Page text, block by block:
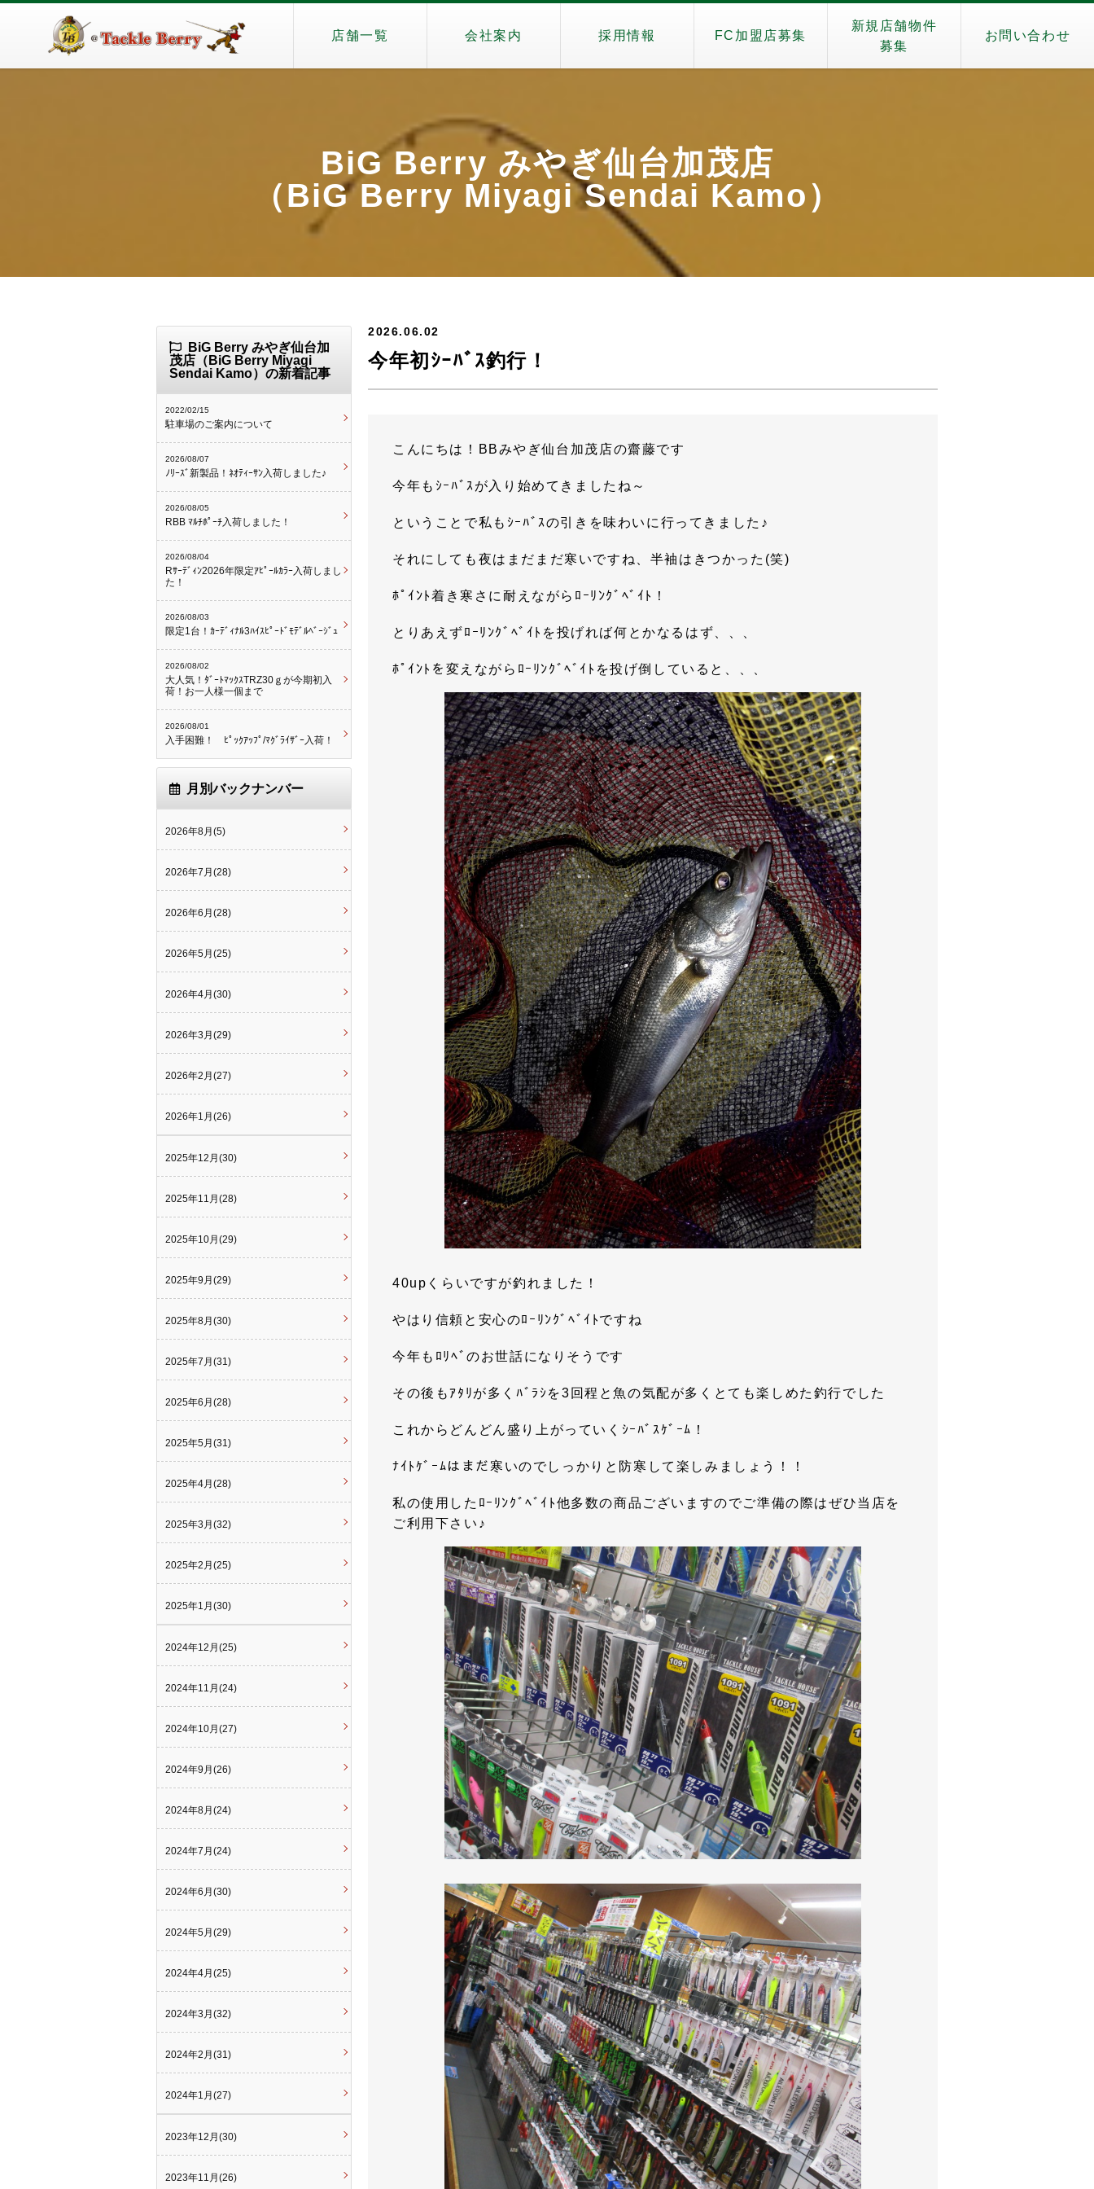
店舗一覧 会社案内 採用情報 FC加盟店募集
新規店舗物件
募集
お問い合わせ
BiG Berry みやぎ仙台加茂店
（BiG Berry Miyagi Sendai Kamo）
2026.06.02
今年初ｼｰﾊﾞｽ釣行！
こんにちは！BBみやぎ仙台加茂店の齋藤です
今年もｼｰﾊﾞｽが入り始めてきましたね～
ということで私もｼｰﾊﾞｽの引きを味わいに行ってきました♪
それにしても夜はまだまだ寒いですね、半袖はきつかった(笑)
ﾎﾟｲﾝﾄ着き寒さに耐えながらﾛｰﾘﾝｸﾞﾍﾞｲﾄ！
とりあえずﾛｰﾘﾝｸﾞﾍﾞｲﾄを投げれば何とかなるはず、、、
ﾎﾟｲﾝﾄを変えながらﾛｰﾘﾝｸﾞﾍﾞｲﾄを投げ倒していると、、、
40upくらいですが釣れました！
やはり信頼と安心のﾛｰﾘﾝｸﾞﾍﾞｲﾄですね
今年もﾛﾘﾍﾞのお世話になりそうです
その後もｱﾀﾘが多くﾊﾞﾗｼを3回程と魚の気配が多くとても楽しめた釣行でした
これからどんどん盛り上がっていくｼｰﾊﾞｽｹﾞｰﾑ！
ﾅｲﾄｹﾞｰﾑはまだ寒いのでしっかりと防寒して楽しみましょう！！
私の使用したﾛｰﾘﾝｸﾞﾍﾞｲﾄ他多数の商品ございますのでご準備の際はぜひ当店を
ご利用下さい♪
BiG Berry みやぎ仙台加
茂店（BiG Berry Miyagi
Sendai Kamo）の新着記事
2022/02/15
駐車場のご案内について
2026/08/07
ﾉﾘｰｽﾞ新製品！ﾈｵﾃｨｰｻﾝ入荷しました♪
2026/08/05
RBB ﾏﾙﾁﾎﾟｰﾁ入荷しました！
2026/08/04
Rｻｰﾃﾞｨﾝ2026年限定ｱﾋﾟｰﾙｶﾗｰ入荷しまし
た！
2026/08/03
限定1台！ｶｰﾃﾞｨﾅﾙ3ﾊｲｽﾋﾟｰﾄﾞﾓﾃﾞﾙﾍﾞｰｼﾞｭ
2026/08/02
大人気！ﾀﾞｰﾄﾏｯｸｽTRZ30ｇが今期初入
荷！お一人様一個まで
2026/08/01
入手困難！ ﾋﾟｯｸｱｯﾌﾟ/ﾏｸﾞﾗｲｻﾞｰ入荷！
月別バックナンバー
2026年8月(5)
2026年7月(28)
2026年6月(28)
2026年5月(25)
2026年4月(30)
2026年3月(29)
2026年2月(27)
2026年1月(26)
2025年12月(30)
2025年11月(28)
2025年10月(29)
2025年9月(29)
2025年8月(30)
2025年7月(31)
2025年6月(28)
2025年5月(31)
2025年4月(28)
2025年3月(32)
2025年2月(25)
2025年1月(30)
2024年12月(25)
2024年11月(24)
2024年10月(27)
2024年9月(26)
2024年8月(24)
2024年7月(24)
2024年6月(30)
2024年5月(29)
2024年4月(25)
2024年3月(32)
2024年2月(31)
2024年1月(27)
2023年12月(30)
2023年11月(26)